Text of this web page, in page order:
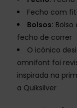
Fecho com
Bolsos:
fecho de correr
O icónico
omnifont foi
inspirada na
a Quiksilver